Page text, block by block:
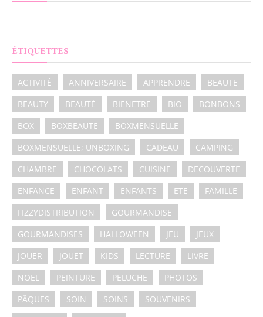
ÉTIQUETTES
ACTIVITÉ ANNIVERSAIRE APPRENDRE
BEAUTE
BEAUTY
BEAUTÉ BIENETRE BIO
BONBONS
BOX
BOXBEAUTE
BOXMENSUELLE
BOXMENSUELLE; UNBOXING
CADEAU
CAMPING
CHAMBRE
CHOCOLATS CUISINE
DECOUVERTE
ENFANCE
ENFANT ENFANTS ETE
FAMILLE
FIZZYDISTRIBUTION
GOURMANDISE
GOURMANDISES
HALLOWEEN JEU
JEUX
JOUER
JOUET KIDS LECTURE
LIVRE
NOEL
PEINTURE PELUCHE
PHOTOS
PÂQUES
SOIN SOINS
SOUVENIRS